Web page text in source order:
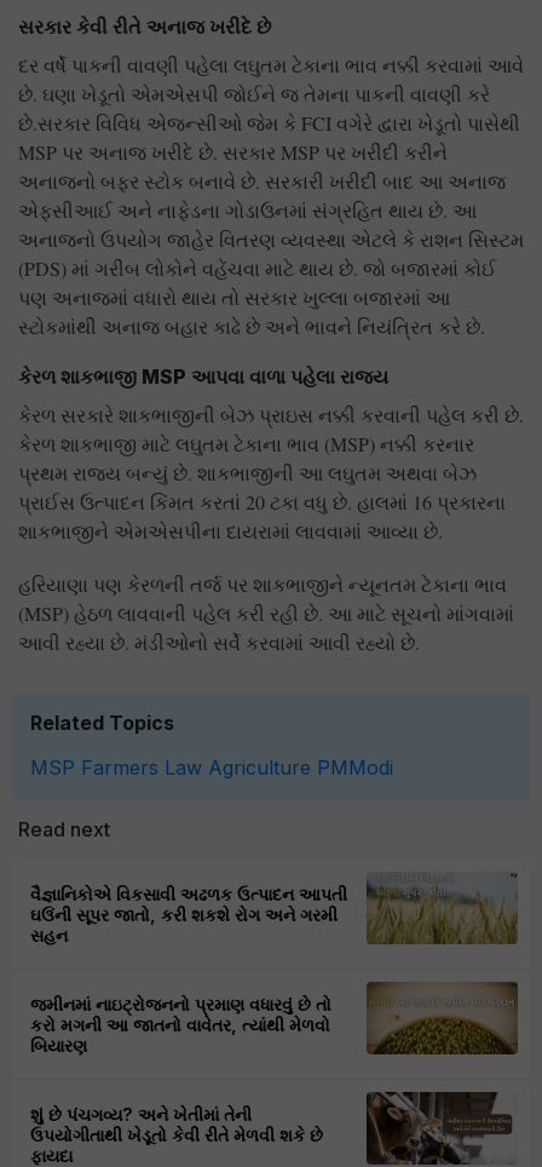
સરકાર કેવી રીતે અનાજ ખરીદે છે
દર વર્ષે પાકની વાવણી પહેલા લઘુતમ ટેકાના ભાવ નક્કી કરવામાં આવે
છે. ઘણા ખેડૂતો એમએસપી જોઈને જ તેમના પાકની વાવણી કરે
છે.સરકાર વિવિધ એજન્સીઓ જેમ કે FCI વગેરે દ્વારા ખેડૂતો પાસેથી
MSP પર અનાજ ખરીદે છે. સરકાર MSP પર ખરીદી કરીને
અનાજનો બફર સ્ટોક બનાવે છે. સરકારી ખરીદી બાદ આ અનાજ
એફસીઆઈ અને નાફેડના ગોડાઉનમાં સંગ્રહિત થાય છે. આ
અનાજનો ઉપયોગ જાહેર વિતરણ વ્યવસ્થા એટલે કે રાશન સિસ્ટમ
(PDS) માં ગરીબ લોકોને વહેંચવા માટે થાય છે. જો બજારમાં કોઈ
પણ અનાજમાં વધારો થાય તો સરકાર ખુલ્લા બજારમાં આ
સ્ટોકમાંથી અનાજ બહાર કાઢે છે અને ભાવને નિયંત્રિત કરે છે.
કેરળ શાકભાજી MSP આપવા વાળા પહેલા રાજ્ય
કેરળ સરકારે શાકભાજીની બેઝ પ્રાઇસ નક્કી કરવાની પહેલ કરી છે.
કેરળ શાકભાજી માટે લઘુતમ ટેકાના ભાવ (MSP) નક્કી કરનાર
પ્રથમ રાજ્ય બન્યું છે. શાકભાજીની આ લઘુતમ અથવા બેઝ
પ્રાઈસ ઉત્પાદન કિંમત કરતાં 20 ટકા વધુ છે. હાલમાં 16 પ્રકારના
શાકભાજીને એમએસપીના દાયરામાં લાવવામાં આવ્યા છે.
હરિયાણા પણ કેરળની તર્જ પર શાકભાજીને ન્યૂનતમ ટેકાના ભાવ
(MSP) હેઠળ લાવવાની પહેલ કરી રહી છે. આ માટે સૂચનો માંગવામાં
આવી રહ્યા છે. મંડીઓનો સર્વે કરવામાં આવી રહ્યો છે.
Related Topics
MSP Farmers Law Agriculture PMModi
Read next
વૈજ્ઞાનિકોએ વિકસાવી અઢળક ઉત્પાદન આપતી
ઘઉંની સૂપર જાતો, કરી શકશે રોગ અને ગરમી
સહન
જમીનમાં નાઇટ્રોજનનો પ્રમાણ વધારવું છે તો
કરો મગની આ જાતનો વાવેતર, ત્યાંથી મેળવો
બિયારણ
શું છે પંચગવ્ય? અને ખેતીમાં તેની
ઉપયોગીતાથી ખેડૂતો કેવી રીતે મેળવી શકે છે
ફાયદા